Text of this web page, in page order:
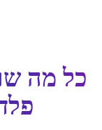
כל מה